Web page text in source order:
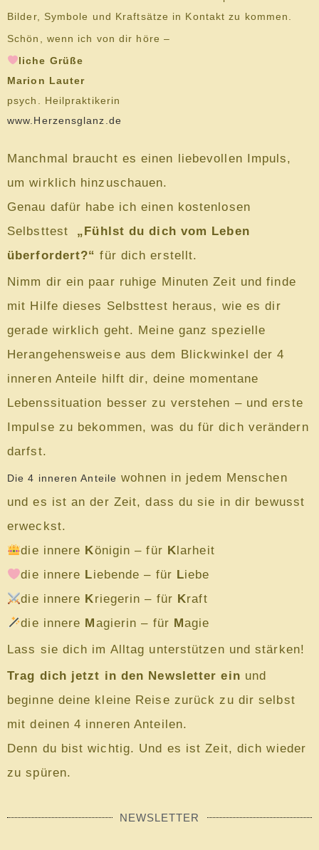
Bilder, Symbole und Kraftsätze in Kontakt zu kommen.
Schön, wenn ich von dir höre –
liche Grüße
Marion Lauter
psych. Heilpraktikerin
www.Herzensglanz.de
Manchmal braucht es einen liebevollen Impuls,
um wirklich hinzuschauen.
Genau dafür habe ich einen kostenlosen
Selbsttest „Fühlst du dich vom Leben
überfordert?“für dich erstellt.
Nimm dir ein paar ruhige Minuten Zeit und finde
mit Hilfe dieses Selbsttest heraus, wie es dir
gerade wirklich geht. Meine ganz spezielle
Herangehensweise aus dem Blickwinkel der 4
inneren Anteile hilft dir, deine momentane
Lebenssituation besser zu verstehen – und erste
Impulse zu bekommen, was du für dich verändern
darfst.
Die 4 inneren Anteile wohnen in jedem Menschen
und es ist an der Zeit, dass du sie in dir bewusst
erweckst.
die innere Königin – für Klarheit
die innere Liebende – für Liebe
die innere Kriegerin – für Kraft
die innere Magierin – für Magie
Lass sie dich im Alltag unterstützen und stärken!
Trag dich jetzt in den Newsletter ein und
beginne deine kleine Reise zurück zu dir selbst
mit deinen 4 inneren Anteilen.
Denn du bist wichtig. Und es ist Zeit, dich wieder
zu spüren.
NEWSLETTER